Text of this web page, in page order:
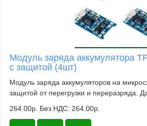
Модуль заряда аккумулятора
с защитой (4шт)
Модуль заряда аккумуляторов на
защитой от перегрузки и переразряда.
264.00р. Без НДС: 264.00р.